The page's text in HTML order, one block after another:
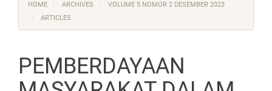
HOME ARCHIVES
VOLUME 5 NOMOR 2 DESEMBER 2023
ARTICLES
PEMBERDAYAAN